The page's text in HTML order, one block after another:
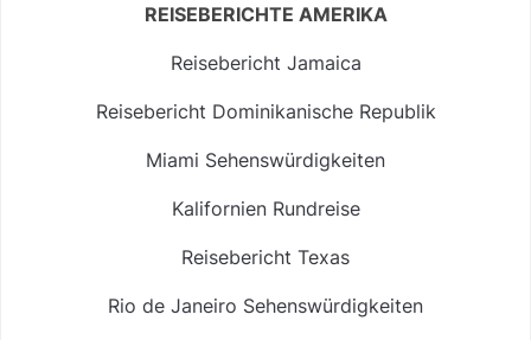
REISEBERICHTE AMERIKA
Reisebericht Jamaica
Reisebericht Dominikanische Republik
Miami Sehenswürdigkeiten
Kalifornien Rundreise
Reisebericht Texas
Rio de Janeiro Sehenswürdigkeiten